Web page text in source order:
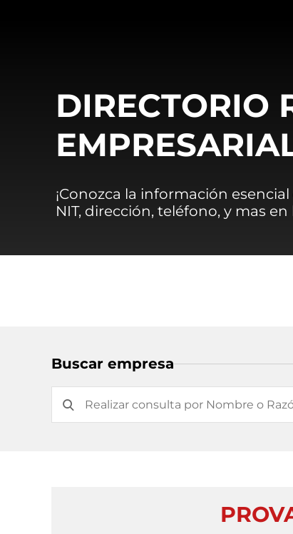
DIRECTORIO
¡Conozca la información
NIT, dirección, teléfono, y mas
Buscar empresa